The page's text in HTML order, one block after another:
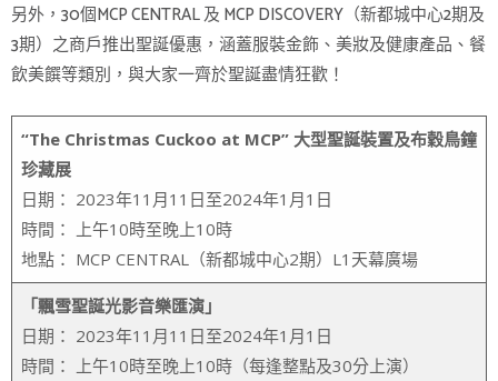
另外，30個MCP CENTRAL 及 MCP DISCOVERY（新都城中心2期及
3期）之商戶推出聖誕優惠，涵蓋服裝金飾、美妝及健康產品、餐
飲美饌等類別，與大家一齊於聖誕盡情狂歡！
“The Christmas Cuckoo at MCP” 大型聖誕裝置及布穀鳥鐘
珍藏展
日期： 2023年11月11日至2024年1月1日
時間： 上午10時至晚上10時
地點： MCP CENTRAL（新都城中心2期）L1天幕廣場
「飄雪聖誕光影音樂匯演」
日期： 2023年11月11日至2024年1月1日
時間： 上午10時至晚上10時（每逢整點及30分上演）